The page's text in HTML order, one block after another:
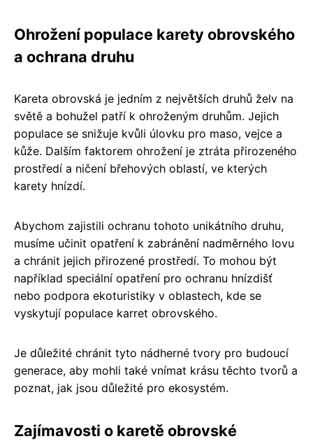
Ohrožení populace karety obrovského
a ochrana druhu
Kareta obrovská je jedním z největších druhů želv na
světě a bohužel patří k ohroženým druhům. Jejich
populace se snižuje kvůli úlovku pro maso, vejce a
kůže. Dalším faktorem ohrožení je ztráta přirozeného
prostředí a ničení břehových oblastí, ve kterých
karety hnízdí.
Abychom zajistili ochranu tohoto unikátního druhu,
musíme učinit opatření k zabránění nadměrného lovu
a chránit jejich přirozené prostředí. To mohou být
například speciální opatření pro ochranu hnízdišť
nebo podpora ekoturistiky v oblastech, kde se
vyskytují populace karret obrovského.
Je důležité chránit tyto nádherné tvory pro budoucí
generace, aby mohli také vnímat krásu těchto tvorů a
poznat, jak jsou důležité pro ekosystém.
Zajímavosti o karetě obrovské